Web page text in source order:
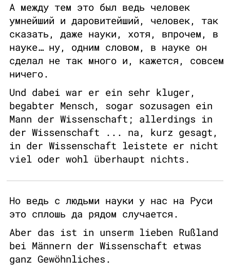
А между тем это был ведь человек
умнейший и даровитейший, человек, так
сказать, даже науки, хотя, впрочем, в
науке… ну, одним словом, в науке он
сделал не так много и, кажется, совсем
ничего.
Und dabei war er ein sehr kluger,
begabter Mensch, sogar sozusagen ein
Mann der Wissenschaft; allerdings in
der Wissenschaft ... na, kurz gesagt,
in der Wissenschaft leistete er nicht
viel oder wohl überhaupt nichts.
Но ведь с людьми науки у нас на Руси
это сплошь да рядом случается.
Aber das ist in unserm lieben Rußland
bei Männern der Wissenschaft etwas
ganz Gewöhnliches.